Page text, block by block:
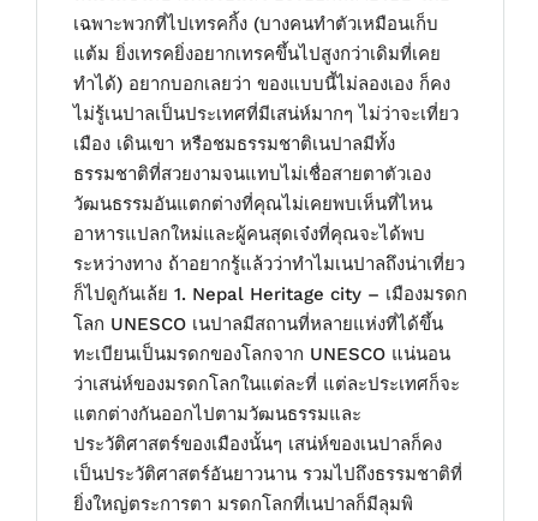
เฉพาะพวกที่ไปเทรคกิ้ง (บางคนทำตัวเหมือนเก็บ
แต้ม ยิ่งเทรคยิ่งอยากเทรคขึ้นไปสูงกว่าเดิมที่เคย
ทำได้) อยากบอกเลยว่า ของแบบนี้ไม่ลองเอง ก็คง
ไม่รู้เนปาลเป็นประเทศที่มีเสน่ห์มากๆ ไม่ว่าจะเที่ยว
เมือง เดินเขา หรือชมธรรมชาติเนปาลมีทั้ง
ธรรมชาติที่สวยงามจนแทบไม่เชื่อสายตาตัวเอง
วัฒนธรรมอันแตกต่างที่คุณไม่เคยพบเห็นที่ไหน
อาหารแปลกใหม่และผู้คนสุดเจ๋งที่คุณจะได้พบ
ระหว่างทาง ถ้าอยากรู้แล้วว่าทำไมเนปาลถึงน่าเที่ยว
ก็ไปดูกันเล้ย 1. Nepal Heritage city – เมืองมรดก
โลก UNESCO เนปาลมีสถานที่หลายแห่งที่ได้ขึ้น
ทะเบียนเป็นมรดกของโลกจาก UNESCO แน่นอน
ว่าเสน่ห์ของมรดกโลกในแต่ละที่ แต่ละประเทศก็จะ
แตกต่างกันออกไปตามวัฒนธรรมและ
ประวัติศาสตร์ของเมืองนั้นๆ เสน่ห์ของเนปาลก็คง
เป็นประวัติศาสตร์อันยาวนาน รวมไปถึงธรรมชาติที่
ยิ่งใหญ่ตระการตา มรดกโลกที่เนปาลก็มีลุมพิ